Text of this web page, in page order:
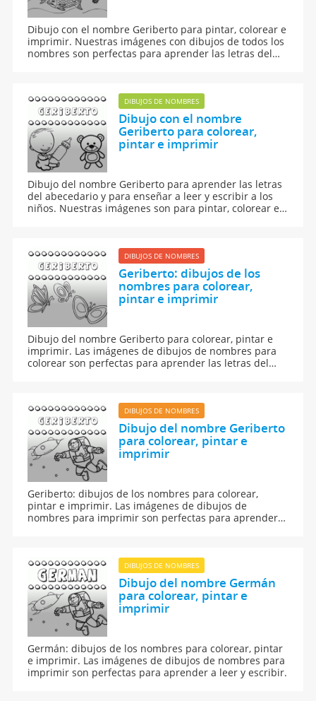
Dibujo con el nombre Geriberto para pintar, colorear e
imprimir. Nuestras imágenes con dibujos de todos los
nombres son perfectas para aprender las letras del
DIBUJOS DE NOMBRES
Dibujo con el nombre
Geriberto para colorear,
pintar e imprimir
Dibujo del nombre Geriberto para aprender las letras
del abecedario y para enseñar a leer y escribir a los
niños. Nuestras imágenes son para pintar, colorear e
DIBUJOS DE NOMBRES
Geriberto: dibujos de los
nombres para colorear,
pintar e imprimir
Dibujo del nombre Geriberto para colorear, pintar e
imprimir. Las imágenes de dibujos de nombres para
colorear son perfectas para aprender las letras del
DIBUJOS DE NOMBRES
Dibujo del nombre Geriberto
para colorear, pintar e
imprimir
Geriberto: dibujos de los nombres para colorear,
pintar e imprimir. Las imágenes de dibujos de
nombres para imprimir son perfectas para aprender a
DIBUJOS DE NOMBRES
Dibujo del nombre Germán
para colorear, pintar e
imprimir
Germán: dibujos de los nombres para colorear, pintar
e imprimir. Las imágenes de dibujos de nombres para
imprimir son perfectas para aprender a leer y escribir.